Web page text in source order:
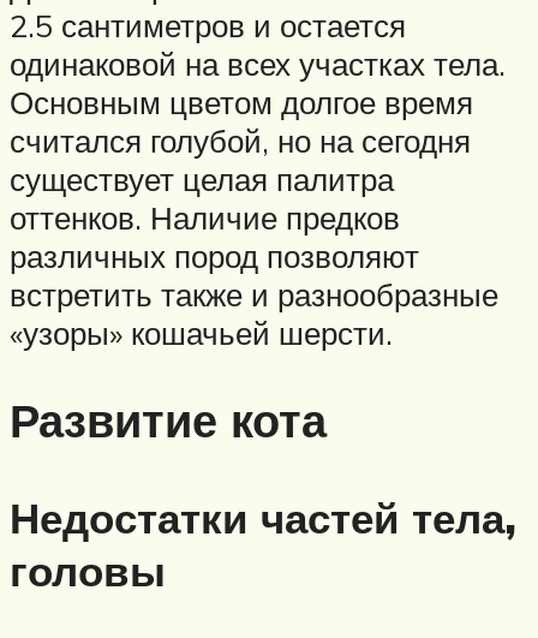
2.5 сантиметров и остается
одинаковой на всех участках тела.
Основным цветом долгое время
считался голубой, но на сегодня
существует целая палитра
оттенков. Наличие предков
различных пород позволяют
встретить также и разнообразные
«узоры» кошачьей шерсти.
Развитие кота
Недостатки частей тела,
головы